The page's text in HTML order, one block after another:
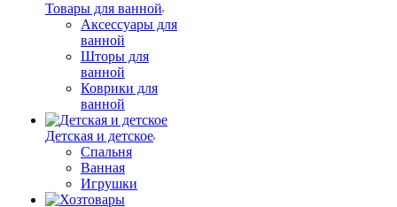
Товары для ванной
Аксессуары для
ванной
Шторы для
ванной
Коврики для
ванной
Детская и детское
Спальня
Ванная
Игрушки